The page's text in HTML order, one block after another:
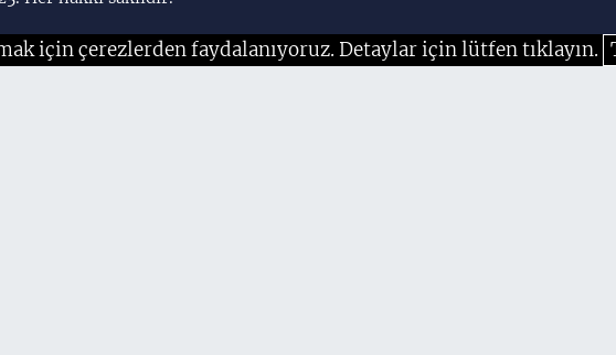
için çerezlerden faydalanıyoruz. Detaylar için lütfen tıklayın.